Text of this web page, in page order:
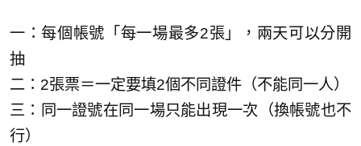
一：每個帳號「每一場最多2張」，兩天可以分開
抽
二：2張票＝一定要填2個不同證件（不能同一人）
三：同一證號在同一場只能出現一次（換帳號也不
行）